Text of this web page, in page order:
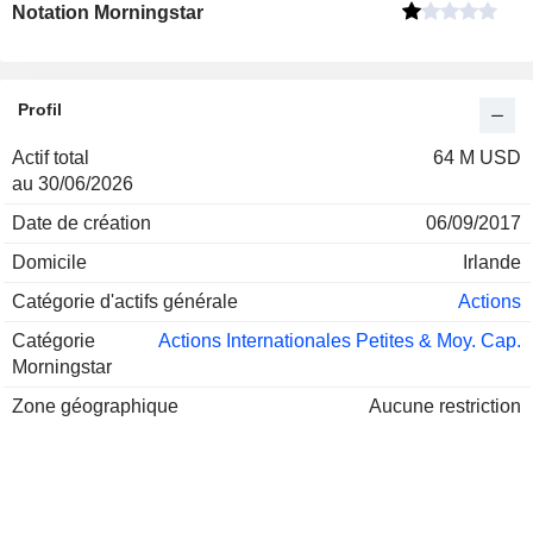
Notation Morningstar
Profil
Actif total
au 30/06/2026
64 M USD
Date de création
06/09/2017
Domicile
Irlande
Catégorie d'actifs générale
Actions
Catégorie
Morningstar
Actions Internationales Petites & Moy. Cap.
Zone géographique Aucune restriction